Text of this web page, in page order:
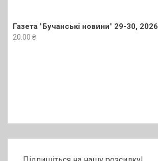
Газета "Бучанські новини" 29-30, 2026
20.00 ₴